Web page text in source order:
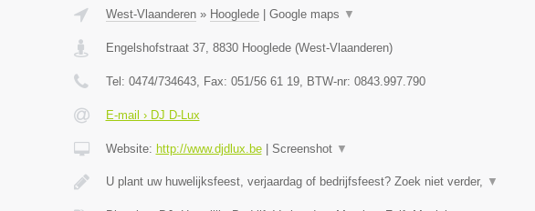
West-Vlaanderen» Hooglede| Google maps ▼
Engelshofstraat 37, 8830 Hooglede(West-Vlaanderen)
Tel: 0474/734643, Fax: 051/56 61 19, BTW-nr: 0843.997.790
E-mail › DJ D-Lux
Website: http://www.djdlux.be| Screenshot ▼
U plant uw huwelijksfeest, verjaardag of bedrijfsfeest? Zoek niet verder, ▼